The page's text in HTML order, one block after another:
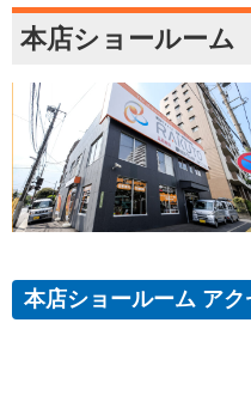
本店ショールーム
本店ショールーム ア